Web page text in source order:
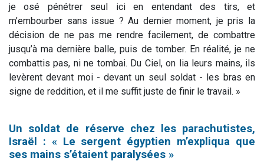
je osé pénétrer seul ici en entendant des tirs, et
m’embourber sans issue ? Au dernier moment, je pris la
décision de ne pas me rendre facilement, de combattre
jusqu’à ma dernière balle, puis de tomber. En réalité, je ne
combattis pas, ni ne tombai. Du Ciel, on lia leurs mains, ils
levèrent devant moi - devant un seul soldat - les bras en
signe de reddition, et il me suffit juste de finir le travail. »
Un soldat de réserve chez les parachutistes,
Israël : « Le sergent égyptien m’expliqua que
ses mains s’étaient paralysées »